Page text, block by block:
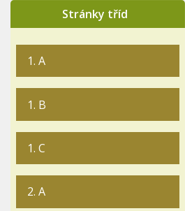
Stránky tříd
1. A
1. B
1. C
2. A